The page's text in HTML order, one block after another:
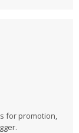
for promotion,